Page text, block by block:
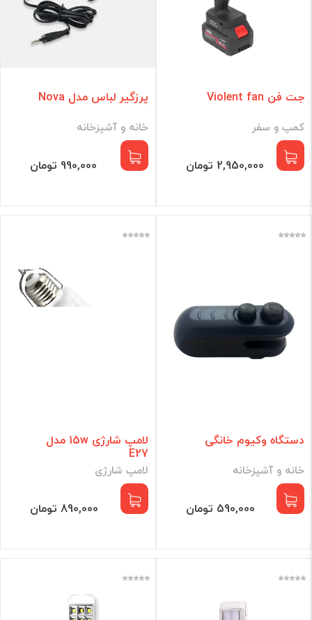
جت فن Violent fan
کمپ و سفر
2,950,000 تومان
پرزگیر لباس مدل Nova
خانه و آشپزخانه
990,000 تومان
دستگاه وکیوم خانگی
خانه و آشپزخانه
590,000 تومان
لامپ شارژی 15w مدل
E27
لامپ شارژی
890,000 تومان